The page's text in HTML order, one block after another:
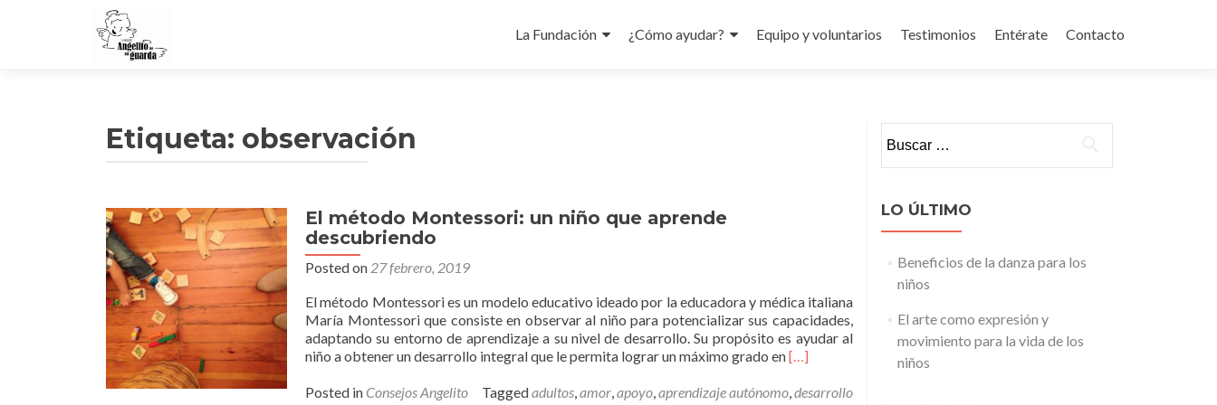
to
La Fundación ¿Cómo ayudar? Equipo y voluntarios Testimonios Entérate Contacto
Etiqueta: observación
El método Montessori: un niño que aprende
descubriendo
Posted on 27 febrero, 2019
El método Montessori es un modelo educativo ideado por la educadora y médica italiana
María Montessori que consiste en observar al niño para potencializar sus capacidades,
adaptando su entorno de aprendizaje a su nivel de desarrollo. Su propósito es ayudar al
niño a obtener un desarrollo integral que le permita lograr un máximo grado enRead
about
[…]
Posted in Consejos Angelito Taggedadultos,amor,apoyo,aprendizaje autónomo,desarrollo
LO ÚLTIMO
Beneficios de la danza para los
niños
El arte como expresión y
movimiento para la vida de los
niños